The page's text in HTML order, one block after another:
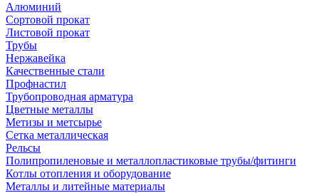
Алюминий
Сортовой прокат
Листовой прокат
Трубы
Нержавейка
Качественные стали
Профнастил
Трубопроводная арматура
Цветные металлы
Метизы и метсырье
Сетка металлическая
Рельсы
Полипропиленовые и металлопластиковые трубы/фитинги
Котлы отопления и оборудование
Металлы и литейные материалы